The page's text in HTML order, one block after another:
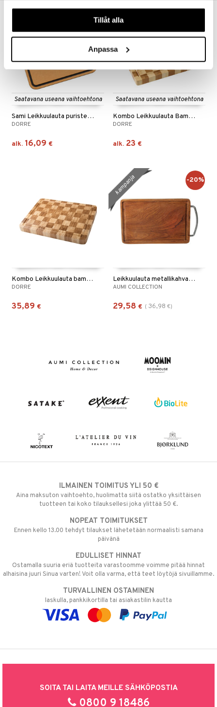
våra cookies vid fortsatt användande av vår webbplats.
Tillåt alla
Anpassa
Saatavana useana vaihtoehtona
Sami Leikkuulauta puristetusta puukuidusta
DORRE
alk. 16,09 €
Saatavana useana vaihtoehtona
Kombo Leikkuulauta Bambu
DORRE
alk. 23 €
Kombo Leikkuulauta bambu 40x30 cm
DORRE
35,89 €
Leikkuulauta metallikahvalla, tiikkiä
AUMI COLLECTION
29,58 € ( 36,98 €)
kampanja -20%
ILMAINEN TOIMITUS YLI 50 €
Aina maksuton vaihtoehto, huolimatta siitä ostatko yksittäisen
tuotteen tai koko tilauksellesi joka ylittää 50 €.
NOPEAT TOIMITUKSET
Ennen kello 13.00 tehdyt tilaukset lähetetään normaalisti samana
päivänä
EDULLISET HINNAT
Ostamalla suuria eriä tuotteita varastoomme voimme pitää hinnat
alhaisina juuri Sinua varten! Voit olla varma, että teet löytöjä sivuillamme.
TURVALLINEN OSTAMINEN
laskulla, pankkikortilla tai asiakastilin kautta
SOITA TAI LAITA MEILLE SÄHKÖPOSTIA
0800 9 18486